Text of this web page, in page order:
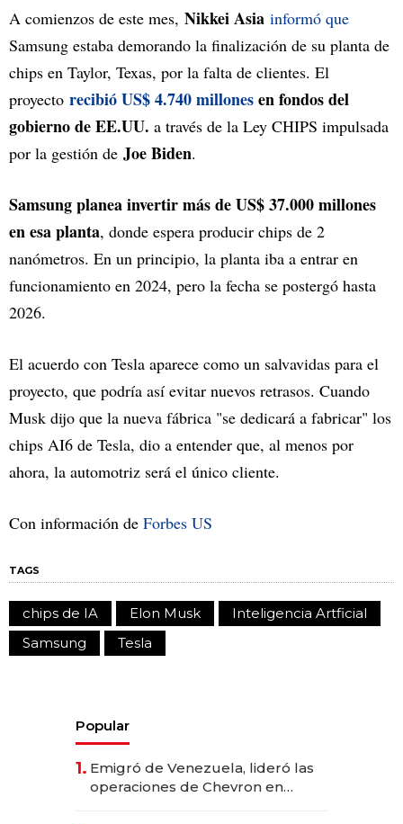
A comienzos de este mes, Nikkei Asia informó que
Samsung estaba demorando la finalización de su planta de
chips en Taylor, Texas, por la falta de clientes. El
proyecto recibió US$ 4.740 millonesen fondos del
gobierno de EE.UU. a través de la Ley CHIPS impulsada
por la gestión de Joe Biden.
Samsung planea invertir más de US$ 37.000 millones
en esa planta, donde espera producir chips de 2
nanómetros. En un principio, la planta iba a entrar en
funcionamiento en 2024, pero la fecha se postergó hasta
2026.
El acuerdo con Tesla aparece como un salvavidas para el
proyecto, que podría así evitar nuevos retrasos. Cuando
Musk dijo que la nueva fábrica "se dedicará a fabricar" los
chips AI6 de Tesla, dio a entender que, al menos por
ahora, la automotriz será el único cliente.
Con información de Forbes US
TAGS
chips de IA Elon Musk
Inteligencia Artficial
Samsung
Tesla
Popular
1. Emigró de Venezuela, lideró las
operaciones de Chevron en